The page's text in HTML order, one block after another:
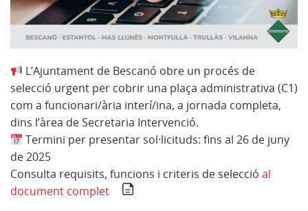
L’Ajuntament de Bescanó obre un procés de
selecció urgent per cobrir una plaça administrativa (C1)
com a funcionari/ària interí/ina, a jornada completa,
dins l’àrea de Secretaria Intervenció.
Termini per presentar sol·licituds: fins al 26 de juny
de 2025
Consulta requisits, funcions i criteris de selecció al
document complet